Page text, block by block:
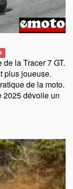
la Tracer 7 GT.
plus joueuse.
de la moto.
2025 dévoile un